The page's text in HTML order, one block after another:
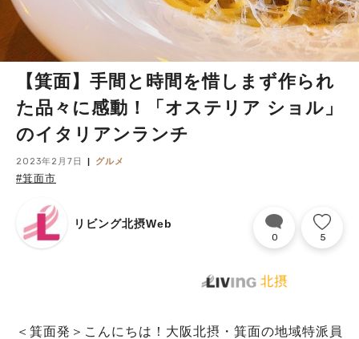
【箕面】手間と時間を惜しまず作られ
た品々に感動！「オステリア ショル」
のイタリアンランチ
2023年2月7日 グルメ
#箕面市
リビング北摂Web
0 5
＜箕面発＞こんにちは！大阪北摂・箕面の地域特派員